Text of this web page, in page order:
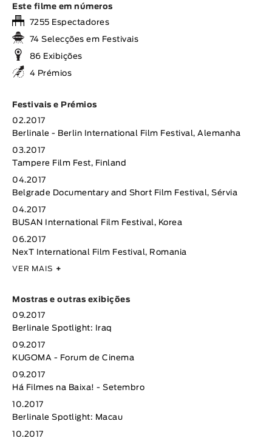
Este filme em números
7255 Espectadores
74 Selecções em Festivais
86 Exibições
4 Prémios
Festivais e Prémios
02.2017
Berlinale - Berlin International Film Festival, Alemanha
03.2017
Tampere Film Fest, Finland
04.2017
Belgrade Documentary and Short Film Festival, Sérvia
04.2017
BUSAN International Film Festival, Korea
06.2017
NexT International Film Festival, Romania
VER MAIS +
Mostras e outras exibições
09.2017
Berlinale Spotlight: Iraq
09.2017
KUGOMA - Forum de Cinema
09.2017
Há Filmes na Baixa! - Setembro
10.2017
Berlinale Spotlight: Macau
10.2017